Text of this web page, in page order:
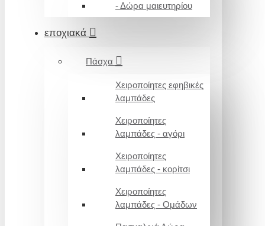
- Δώρα μαιευτηρίου
εποχιακά
Πάσχα
Χειροποίητες εφηβικές
λαμπάδες
Χειροποίητες
λαμπάδες - αγόρι
Χειροποίητες
λαμπάδες - κορίτσι
Χειροποίητες
λαμπάδες - Ομάδων